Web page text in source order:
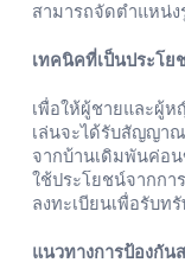
สามารถจัดตำแหน่ง
เทคนิคที่เป็นประโย
เพื่อให้ผู้ชายและผู้
เล่นจะได้รับสัญญา
จากบ้านเดิมพันค่อ
ใช้ประโยชน์จากกา
ลงทะเบียนเพื่อรับท
แนวทางการป้องกัน